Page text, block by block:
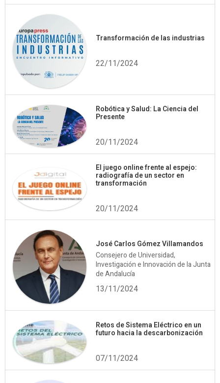
Transformación de las industrias
22/11/2024
Robótica y Salud: La Ciencia del
Presente
20/11/2024
El juego online frente al espejo:
radiografía de un sector en
transformación
20/11/2024
José Carlos Gómez Villamandos
Consejero de Universidad,
Investigación e Innovación de la Junta
de Andalucía
13/11/2024
Retos de Sistema Eléctrico en un
futuro hacia la descarbonización
07/11/2024